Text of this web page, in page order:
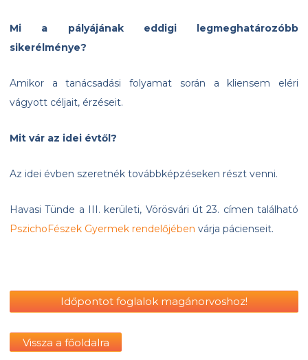
Mi a pályájának eddigi legmeghatározóbb
sikerélménye?
Amikor a tanácsadási folyamat során a kliensem eléri
vágyott céljait, érzéseit.
Mit vár az idei évtől?
Az idei évben szeretnék továbbképzéseken részt venni.
Havasi Tünde a III. kerületi, Vörösvári út 23. címen található
PszichoFészek Gyermek rendelőjében várja pácienseit.
Időpontot foglalok magánorvoshoz!
Vissza a főoldalra